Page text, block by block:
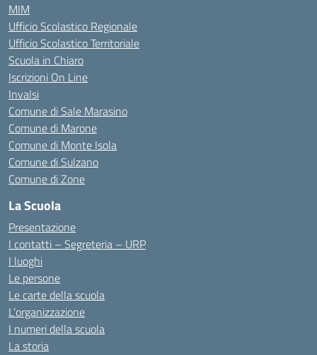
MIM
Ufficio Scolastico Regionale
Ufficio Scolastico Territoriale
Scuola in Chiaro
Iscrizioni On Line
Invalsi
Comune di Sale Marasino
Comune di Marone
Comune di Monte Isola
Comune di Sulzano
Comune di Zone
La Scuola
Presentazione
I contatti – Segreteria – URP
I luoghi
Le persone
Le carte della scuola
L’organizzazione
I numeri della scuola
La storia